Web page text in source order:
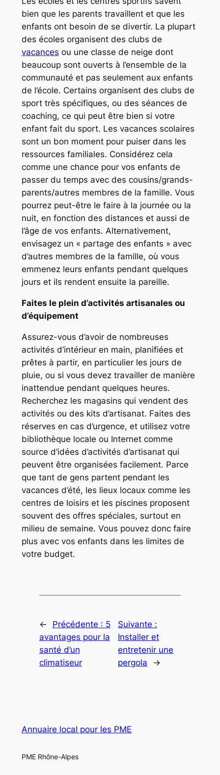
bien que les parents travaillent et que les
enfants ont besoin de se divertir. La plupart
des écoles organisent des clubs de
vacances ou une classe de neige dont
beaucoup sont ouverts à l’ensemble de la
communauté et pas seulement aux enfants
de l’école. Certains organisent des clubs de
sport très spécifiques, ou des séances de
coaching, ce qui peut être bien si votre
enfant fait du sport. Les vacances scolaires
sont un bon moment pour puiser dans les
ressources familiales. Considérez cela
comme une chance pour vos enfants de
passer du temps avec des cousins/grands-
parents/autres membres de la famille. Vous
pourrez peut-être le faire à la journée ou la
nuit, en fonction des distances et aussi de
l’âge de vos enfants. Alternativement,
envisagez un « partage des enfants » avec
d’autres membres de la famille, où vous
emmenez leurs enfants pendant quelques
jours et ils rendent ensuite la pareille.
Faites le plein d’activités artisanales ou
d’équipement
Assurez-vous d’avoir de nombreuses
activités d’intérieur en main, planifiées et
prêtes à partir, en particulier les jours de
pluie, ou si vous devez travailler de manière
inattendue pendant quelques heures.
Recherchez les magasins qui vendent des
activités ou des kits d’artisanat. Faites des
réserves en cas d’urgence, et utilisez votre
bibliothèque locale ou Internet comme
source d’idées d’activités d’artisanat qui
peuvent être organisées facilement. Parce
que tant de gens partent pendant les
vacances d’été, les lieux locaux comme les
centres de loisirs et les piscines proposent
souvent des offres spéciales, surtout en
milieu de semaine. Vous pouvez donc faire
plus avec vos enfants dans les limites de
votre budget.
← Précédente : 5
avantages pour la
santé d’un
climatiseur
Suivante :
Installer et
entretenir une
pergola
→
Annuaire local pour les PME
PME Rhône-Alpes